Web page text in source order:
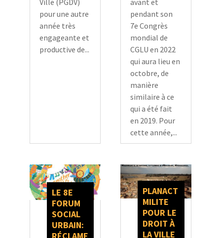
Ville (PGDV)
pour une autre
année très
engageante et
productive de...
avant et
pendant son
7e Congrès
mondial de
CGLU en 2022
qui aura lieu en
octobre, de
manière
similaire à ce
qui a été fait
en 2019. Pour
cette année,...
LE 8E
FORUM
SOCIAL
URBAIN:
PLANACT
MILITE
POUR LE
DROIT À
LA VILLE